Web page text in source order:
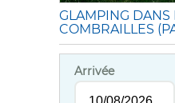
GLAMPING DANS
COMBRAILLES
Arrivée